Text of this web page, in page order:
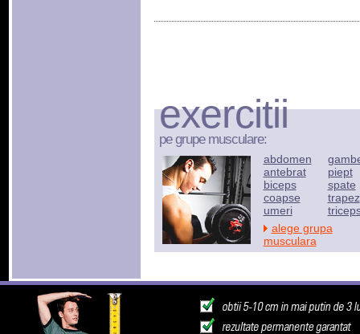
exercitii
pe grupe musculare:
abdomen
antebrat
biceps
coapse
umeri
piept
spate
trapez
alege grupa
musculara